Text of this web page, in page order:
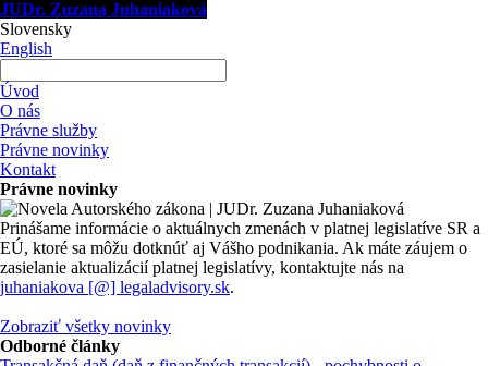
JUDr. Zuzana Juhaniaková
Slovensky
English
Úvod
O nás
Právne služby
Právne novinky
Kontakt
Právne novinky
Prinášame informácie o aktuálnych zmenách v platnej legislatíve SR a
EÚ, ktoré sa môžu dotknúť aj Vášho podnikania. Ak máte záujem o
zasielanie aktualizácií platnej legislatívy, kontaktujte nás na
juhaniakova [@] legaladvisory.sk.
Zobraziť všetky novinky
Odborné články